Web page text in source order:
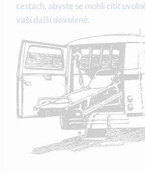
cestách, abyste se mohli cítit
vaší další dovolené.